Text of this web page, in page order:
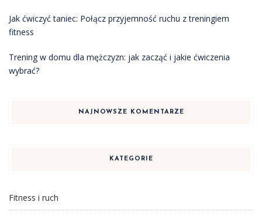
Jak ćwiczyć taniec: Połącz przyjemność ruchu z treningiem
fitness
Trening w domu dla mężczyzn: jak zacząć i jakie ćwiczenia
wybrać?
NAJNOWSZE KOMENTARZE
KATEGORIE
Fitness i ruch